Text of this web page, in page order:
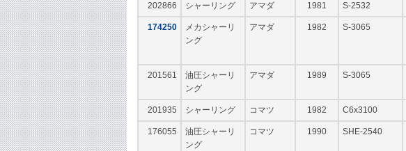
202866 シャーリング アマダ 1981 S-2532
174250
メカシャーリ
ング
アマダ 1982 S-3065
201561
油圧シャーリ
ング
アマダ 1989 S-3065
201935 シャーリング コマツ 1982 C6x3100
176055
油圧シャーリ
ング
コマツ 1990 SHE-2540